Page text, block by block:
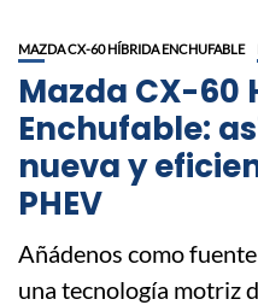
MAZDA CX-60 HÍBRIDA ENCHUFABLE
Mazda CX-60
Enchufable:
nueva y
PHEV
Añádenos como
una tecnología motriz